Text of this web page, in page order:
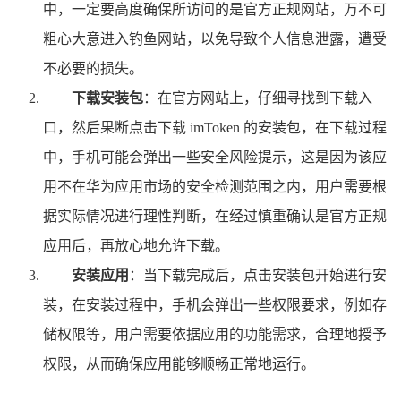
中，一定要高度确保所访问的是官方正规网站，万不可
粗心大意进入钓鱼网站，以免导致个人信息泄露，遭受
不必要的损失。
下载安装包：在官方网站上，仔细寻找到下载入
口，然后果断点击下载 imToken 的安装包，在下载过程
中，手机可能会弹出一些安全风险提示，这是因为该应
用不在华为应用市场的安全检测范围之内，用户需要根
据实际情况进行理性判断，在经过慎重确认是官方正规
应用后，再放心地允许下载。
安装应用 ：当下载完成后，点击安装包开始进行安
装，在安装过程中，手机会弹出一些权限要求，例如存
储权限等，用户需要依据应用的功能需求，合理地授予
权限，从而确保应用能够顺畅正常地运行。